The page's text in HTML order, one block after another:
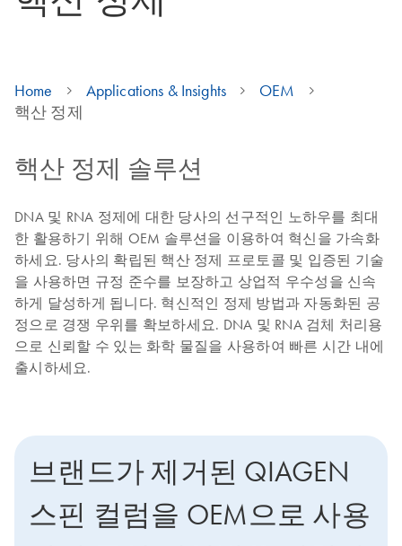
Home Applications & Insights
OEM
핵산 정제
핵산 정제 솔루션
DNA 및 RNA 정제에 대한 당사의 선구적인 노하우를 최대
한 활용하기 위해 OEM 솔루션을 이용하여 혁신을 가속화
하세요. 당사의 확립된 핵산 정제 프로토콜 및 입증된 기술
을 사용하면 규정 준수를 보장하고 상업적 우수성을 신속
하게 달성하게 됩니다. 혁신적인 정제 방법과 자동화된 공
정으로 경쟁 우위를 확보하세요. DNA 및 RNA 검체 처리용
으로 신뢰할 수 있는 화학 물질을 사용하여 빠른 시간 내에
출시하세요.
브랜드가 제거된 QIAGEN
스핀 컬럼을 OEM으로 사용